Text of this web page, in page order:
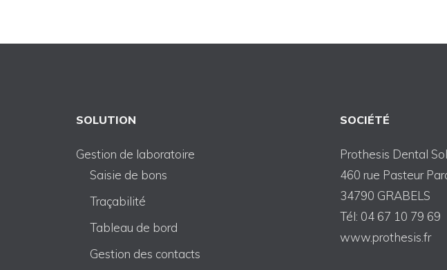
SOLUTION
Gestion de laboratoire
Saisie de bons
Traçabilité
Tableau de bord
Gestion des contacts
SOCIÉTÉ
Prothesis Dental
460 rue Pasteur
34790 GRABELS
Tél: 04 67 10 79 69
www.prothesis.fr